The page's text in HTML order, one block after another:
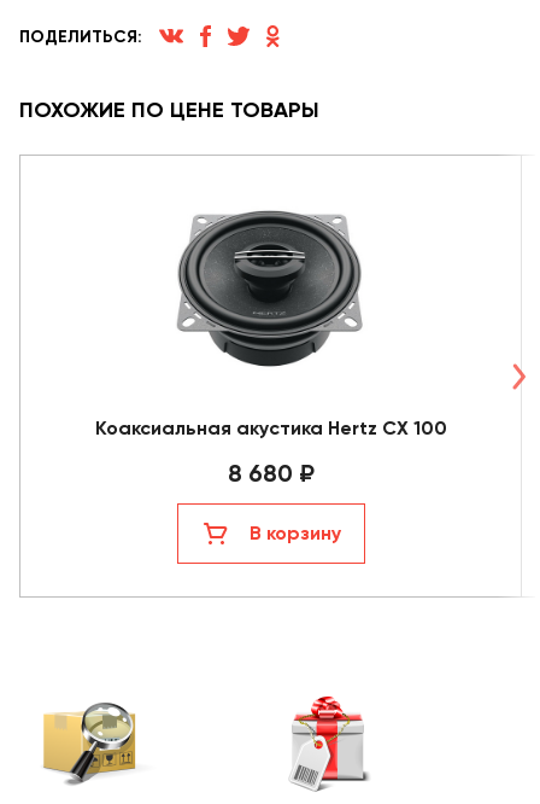
ПОДЕЛИТЬСЯ:
ПОХОЖИЕ ПО ЦЕНЕ ТОВАРЫ
Коаксиальная акустика Hertz CX 100
8 680 ₽
В корзину